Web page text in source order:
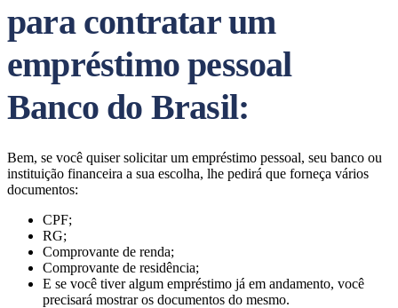
para contratar um
empréstimo pessoal
Banco do Brasil:
Bem, se você quiser solicitar um empréstimo pessoal, seu banco ou
instituição financeira a sua escolha, lhe pedirá que forneça vários
documentos:
CPF;
RG;
Comprovante de renda;
Comprovante de residência;
E se você tiver algum empréstimo já em andamento, você
precisará mostrar os documentos do mesmo.